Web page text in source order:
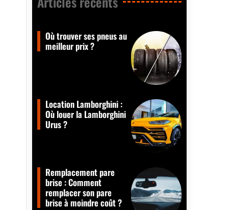
Où trouver ses pneus au
meilleur prix ?
Location Lamborghini :
Où louer la Lamborghini
Urus ?
Remplacement pare
brise : Comment
remplacer son pare
brise à moindre coût ?